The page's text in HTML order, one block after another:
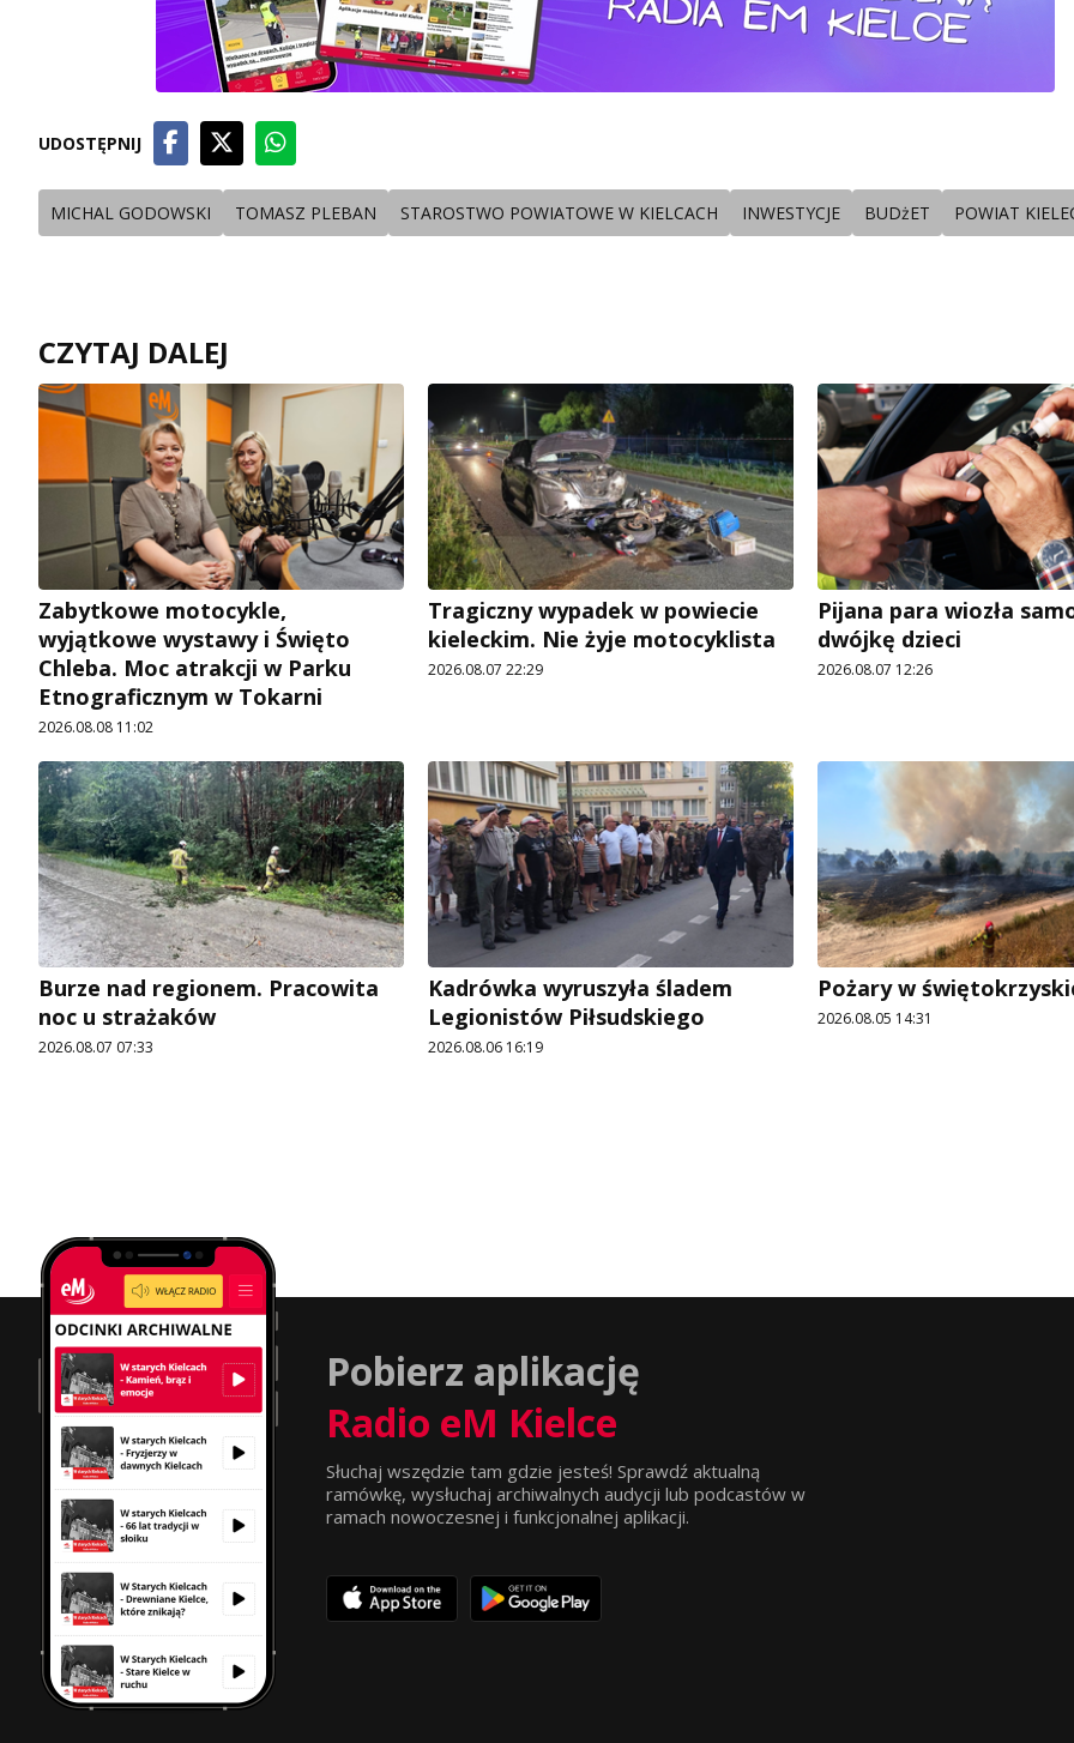
UDOSTĘPNIJ
MICHAL GODOWSKI TOMASZ PLEBAN STAROSTWO POWIATOWE W KIELCACH INWESTYCJE BUDżET POWIAT
CZYTAJ DALEJ
Zabytkowe motocykle,
wyjątkowe wystawy i Święto
Chleba. Moc atrakcji w Parku
Etnograficznym w Tokarni
2026.08.08 11:02
Tragiczny wypadek w powiecie
kieleckim. Nie żyje motocyklista
2026.08.07 22:29
Pijana para wiozła
dwójkę dzieci
2026.08.07 12:26
Burze nad regionem. Pracowita
noc u strażaków
2026.08.07 07:33
Kadrówka wyruszyła śladem
Legionistów Piłsudskiego
2026.08.06 16:19
Pożary w
2026.08.05 14:31
Pobierz aplikację
Radio eM Kielce
Słuchaj wszędzie tam gdzie jesteś! Sprawdź aktualną
ramówkę, wysłuchaj archiwalnych audycji lub podcastów w
ramach nowoczesnej i funkcjonalnej aplikacji.